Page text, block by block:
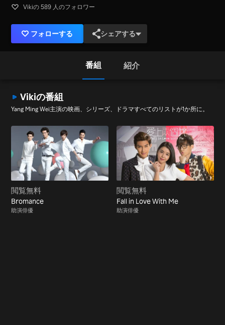
Vikiの 589 人のフォロワー
フォローする シェアする
番組 紹介
Vikiの番組
Yang Ming Wei主演の映画、シリーズ、ドラマすべてのリストが1か所に。
閲覧無料
Bromance
助演俳優
閲覧無料
Fall in Love With Me
助演俳優